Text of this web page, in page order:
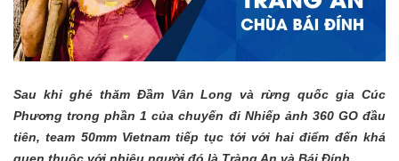
Sau khi ghé thăm Đầm Vân Long và rừng quốc gia Cúc
Phương trongphần 1 của chuyến điNhiếp ảnh 360 GO đầu
tiên, team 50mm Vietnam tiếp tục tới với hai điểm đến khá